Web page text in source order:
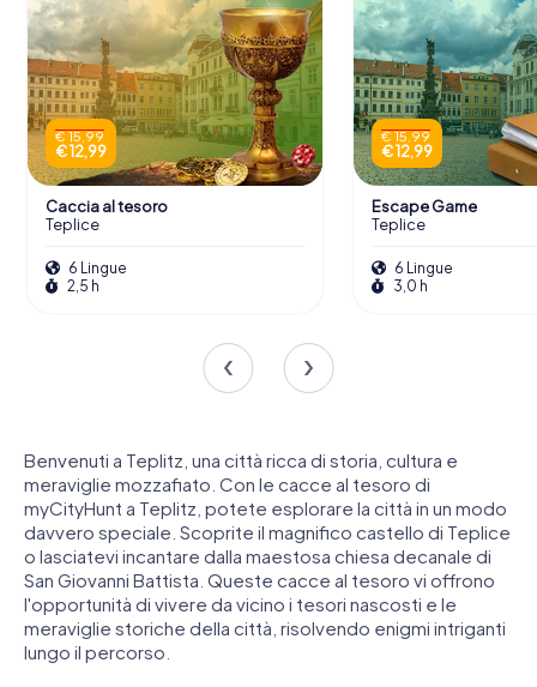
€ 15,99
€ 12,99
Caccia al tesoro
Teplice
6 Lingue
2,5 h
€ 15,99
€ 12,99
Escape Game
Teplice
6 Lingue
3,0 h
Benvenuti a Teplitz, una città ricca di storia, cultura e
meraviglie mozzafiato. Con le cacce al tesoro di
myCityHunt a Teplitz, potete esplorare la città in un modo
davvero speciale. Scoprite il magnifico castello di Teplice
o lasciatevi incantare dalla maestosa chiesa decanale di
San Giovanni Battista. Queste cacce al tesoro vi offrono
l'opportunità di vivere da vicino i tesori nascosti e le
meraviglie storiche della città, risolvendo enigmi intriganti
lungo il percorso.